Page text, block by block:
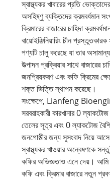
স্বাস্থ্যকর খাবারের প্রতি
অসহিষ্ণু ব্যক্তিদের ক্রমবর্ধমান
ক্রিমারের বাজারের চাহিদা
বায়োইঞ্জিনিয়ারিং চীন
পণ্যটি চালু করেছে যা তার
উত্পাদন প্রক্রিয়ার সাথে বাজারের
জনপ্রিয়করণ এবং কফি ক্রিমের
শক্ত ভিত্তি স্থাপন করেছে।
সংক্ষেপে, Lianfeng
সরবরাহকারী কারখানার 0
তেলের সূত্র এবং 0 ল্যাকটোজ
জনগোষ্ঠীর জন্য সুসংবাদ নিয়ে
স্বাস্থ্যকর খাওয়ার অন্বেষণকে
কফির অভিজ্ঞতাও এনে দেয়। আমি
কফি এবং ক্রিমার বাজারে নতুন